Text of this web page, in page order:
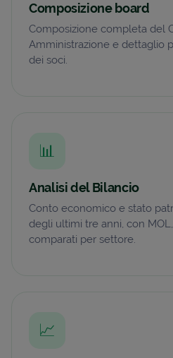
Composizione board
Composizione completa del
Amministrazione e dettaglio
dei soci.
📊
Analisi del Bilancio
Conto economico e stato
degli ultimi tre anni, con MOL,
comparati per settore.
📈